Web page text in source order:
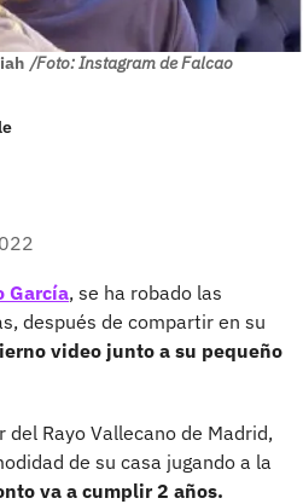
/Foto: Instagram de Falcao
García, se ha robado las
después de compartir en su
video junto a su pequeño
del Rayo Vallecano de Madrid,
de su casa jugando a la
va a cumplir 2 años.